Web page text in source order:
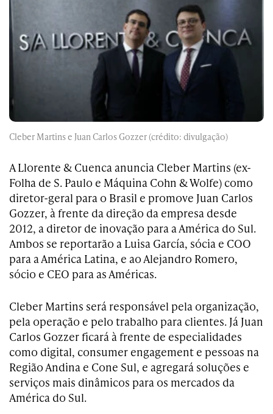
Cleber Martins e Juan Carlos Gozzer (crédito: divulgação)
ALlorente & Cuenca anuncia Cleber Martins (ex-
Folha de S. Paulo e Máquina Cohn & Wolfe) como
diretor-geral para o Brasil e promove Juan Carlos
Gozzer, à frente da direção da empresa desde
2012, a diretor de inovação para a América do Sul.
Ambos se reportarão a Luisa García, sócia e COO
para a América Latina, e ao Alejandro Romero,
sócio e CEO para as Américas.
Cleber Martins será responsável pela organização,
pela operação e pelo trabalho para clientes. Já Juan
Carlos Gozzer ficará à frente de especialidades
como digital, consumer engagement e pessoas na
Região Andina e Cone Sul, e agregará soluções e
serviços mais dinâmicos para os mercados da
América do Sul.